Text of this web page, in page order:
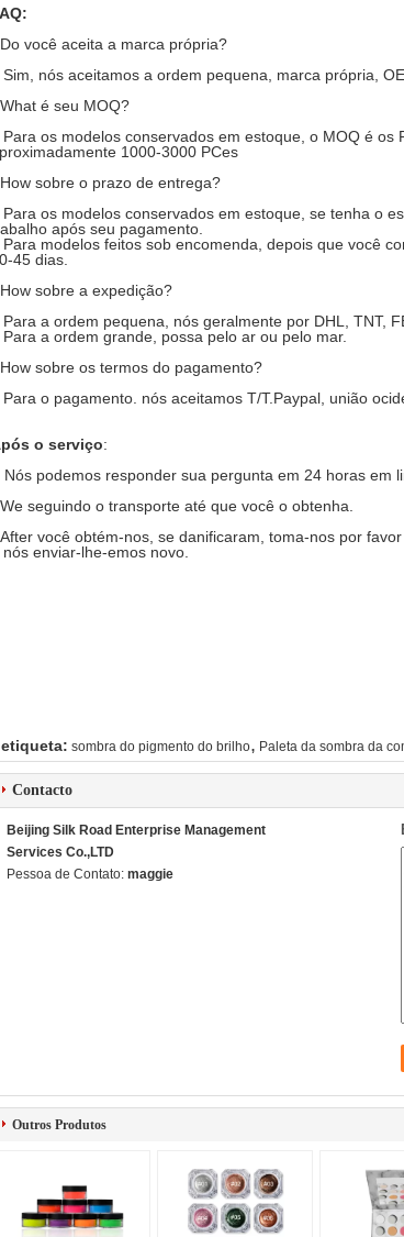
você aceita a marca própria?
Sim, nós aceitamos a ordem pequena, marca própria,
é seu MOQ?
Para os modelos conservados em estoque, o MOQ é
1000-3000 PCes
sobre o prazo de entrega?
Para os modelos conservados em estoque, se tenha o
após seu pagamento.
Para modelos feitos sob encomenda, depois que você
45 dias.
sobre a expedição?
Para a ordem pequena, nós geralmente por DHL, TNT,
Para a ordem grande, possa pelo ar ou pelo mar.
sobre os termos do pagamento?
Para o pagamento. nós aceitamos T/T.Paypal, união
o serviço:
Nós podemos responder sua pergunta em 24 horas em
seguindo o transporte até que você o obtenha.
você obtém-nos, se danificaram, toma-nos por favor
nós enviar-lhe-emos novo.
etiqueta: sombra do pigmento do brilho, Paleta da sombra da
Contacto
Beijing Silk Road Enterprise Management
Services Co.,LTD
Pessoa de Contato: maggie
Outros Produtos